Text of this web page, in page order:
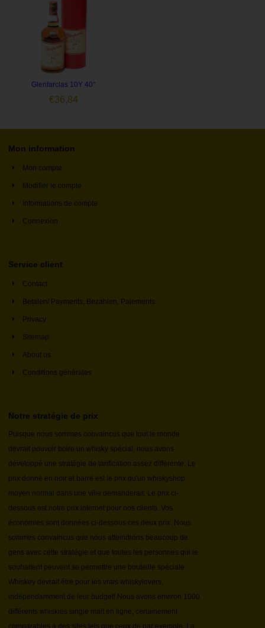
Glenfarclas 10Y 40°
€36,84
Mon information
Mon compte
Modifier le compte
Informations de compte
Connexion
Service client
Contact
Betalen/ Payments, Bezahlen, Paiements
Privacy
Sitemap
About us
Conditions générales
Notre stratégie de prix
Puisque nous sommes convaincus que tout le monde
devrait pouvoir boire un whisky spécial, nous avons
développé une stratégie de tarification assez différente. Le
prix donné en noir et barré est le prix qu'un whiskyshop
moyen normal dans une ville demanderait. Le prix ci-
dessous est notre prix internet pour nos clients. Vos
économies sont données ci-dessous ces deux prix. Nous
sommes convaincus que nous atteindrons beaucoup de
gens avec cette stratégie et que toutes les personnes qui le
souhaitent peuvent se permettre une bouteille spéciale.
Whiskey devrait être pour les vrais whiskylovers,
indépendamment de leur budget! Nous avons environ 1000
différents whiskies single malt en ligne, certainement
comparables à des sites tels que ceux de par exemple. La